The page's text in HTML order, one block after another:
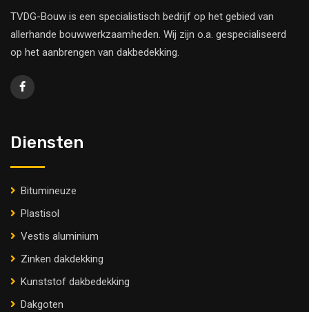
TVDG-Bouw is een specialistisch bedrijf op het gebied van
allerhande bouwwerkzaamheden. Wij zijn o.a. gespecialiseerd
op het aanbrengen van dakbedekking.
Diensten
Bitumineuze
Plastisol
Vestis aluminium
Zinken dakdekking
Kunststof dakbedekking
Dakgoten